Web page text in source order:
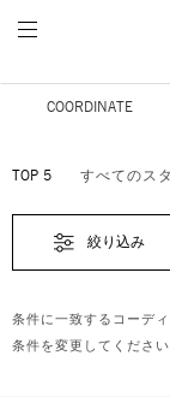
COORDINATE
TOP 5 すべてのス
絞り込み
条件に一致するコーデ
条件を変更してください